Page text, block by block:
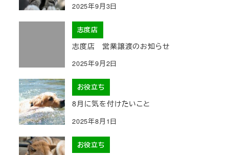
2025年9月3日
志度店
志度店 営業譲渡のお知らせ
2025年9月2日
お役立ち
8月に気を付けたいこと
2025年8月1日
お役立ち